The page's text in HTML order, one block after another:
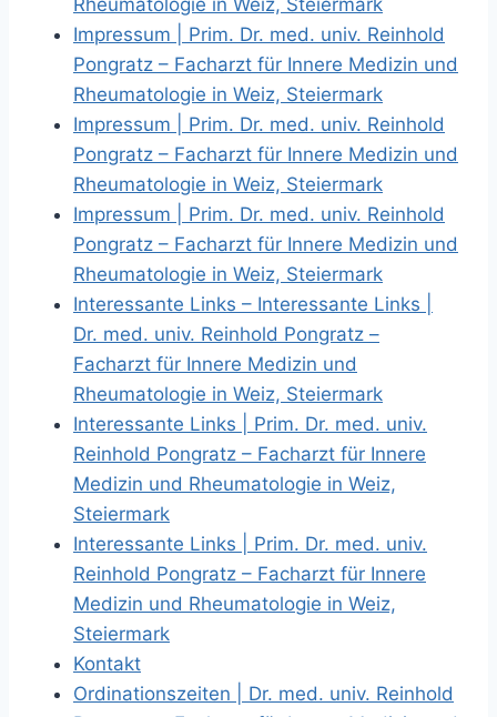
Rheumatologie in Weiz, Steiermark
Impressum | Prim. Dr. med. univ. Reinhold
Pongratz – Facharzt für Innere Medizin und
Rheumatologie in Weiz, Steiermark
Impressum | Prim. Dr. med. univ. Reinhold
Pongratz – Facharzt für Innere Medizin und
Rheumatologie in Weiz, Steiermark
Impressum | Prim. Dr. med. univ. Reinhold
Pongratz – Facharzt für Innere Medizin und
Rheumatologie in Weiz, Steiermark
Interessante Links – Interessante Links |
Dr. med. univ. Reinhold Pongratz –
Facharzt für Innere Medizin und
Rheumatologie in Weiz, Steiermark
Interessante Links | Prim. Dr. med. univ.
Reinhold Pongratz – Facharzt für Innere
Medizin und Rheumatologie in Weiz,
Steiermark
Interessante Links | Prim. Dr. med. univ.
Reinhold Pongratz – Facharzt für Innere
Medizin und Rheumatologie in Weiz,
Steiermark
Kontakt
Ordinationszeiten | Dr. med. univ. Reinhold